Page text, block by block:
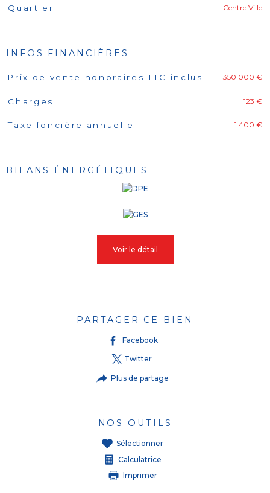
Quartier Centre Ville
INFOS FINANCIÈRES
Caractéristiques Valeurs
Prix de vente honoraires TTC inclus 350 000 €
Charges 123 €
Taxe foncière annuelle 1 400 €
BILANS ÉNERGÉTIQUES
Voir le détail
PARTAGER CE BIEN
Facebook
Twitter
Plus de partage
NOS OUTILS
Sélectionner
Calculatrice
Imprimer